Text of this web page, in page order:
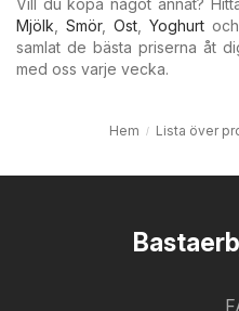
Mjölk
Smör, Ost Yoghurt och
samlat de bästa priserna åt
med oss varje vecka.
Hem Lista över